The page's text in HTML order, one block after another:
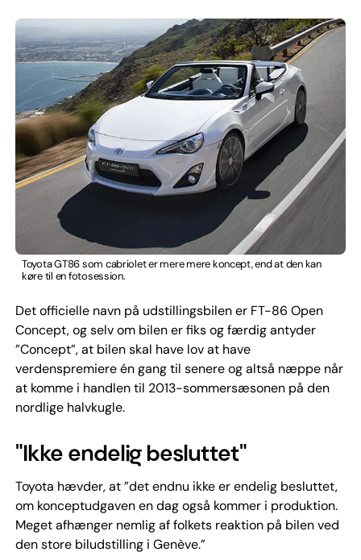
Toyota GT86 som cabriolet er mere mere koncept, end at den kan
køre til en fotosession.
Det officielle navn på udstillingsbilen er FT-86 Open
Concept, og selv om bilen er fiks og færdig antyder
”Concept”, at bilen skal have lov at have
verdenspremiere én gang til senere og altså næppe når
at komme i handlen til 2013-sommersæsonen på den
nordlige halvkugle.
"Ikke endelig besluttet"
Toyota hævder, at ”det endnu ikke er endelig besluttet,
om konceptudgaven en dag også kommer i produktion.
Meget afhænger nemlig af folkets reaktion på bilen ved
den store biludstilling i Genève.”